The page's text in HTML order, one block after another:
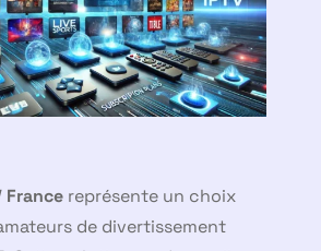
France représente un choix
de divertissement